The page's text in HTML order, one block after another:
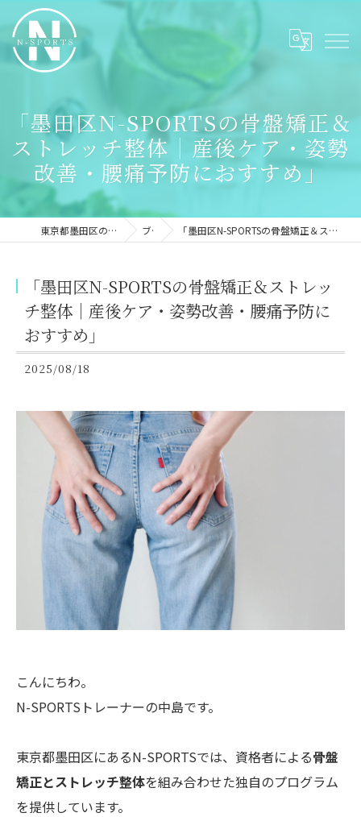
「墨田区N-SPORTSの骨盤矯正＆
ストレッチ整体｜産後ケア・姿勢
改善・腰痛予防におすすめ」
東京都墨田区のパーソナルジムならN-sports ブログ 「墨田区N-SPORTSの骨盤矯正＆ストレッチ整体｜産後ケア・姿勢改善・腰痛予防におすすめ」
「墨田区N-SPORTSの骨盤矯正＆ストレッ
チ整体｜産後ケア・姿勢改善・腰痛予防に
おすすめ」
2025/08/18
こんにちわ。
N-SPORTSトレーナーの中島です。
東京都墨田区にあるN-SPORTSでは、資格者による骨盤
矯正とストレッチ整体を組み合わせた独自のプログラム
を提供しています。